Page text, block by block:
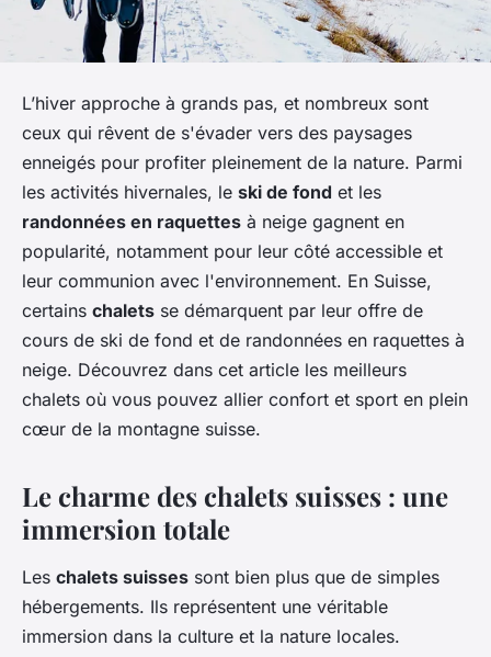
L’hiver approche à grands pas, et nombreux sont
ceux qui rêvent de s'évader vers des paysages
enneigés pour profiter pleinement de la nature. Parmi
les activités hivernales, le ski de fond et les
randonnées en raquettes à neige gagnent en
popularité, notamment pour leur côté accessible et
leur communion avec l'environnement. En Suisse,
certains chalets se démarquent par leur offre de
cours de ski de fond et de randonnées en raquettes à
neige. Découvrez dans cet article les meilleurs
chalets où vous pouvez allier confort et sport en plein
cœur de la montagne suisse.
Le charme des chalets suisses : une
immersion totale
Les chalets suisses sont bien plus que de simples
hébergements. Ils représentent une véritable
immersion dans la culture et la nature locales.